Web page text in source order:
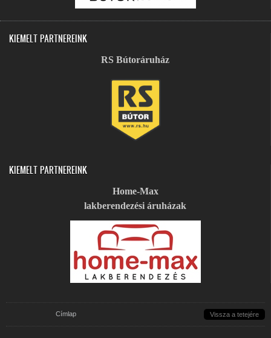
KIEMELT PARTNEREINK
RS Bútoráruház
KIEMELT PARTNEREINK
Home-Max
lakberendezési áruházak
Címlap Vissza a tetejére